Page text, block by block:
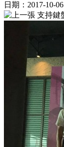
日期： 2017-10-06